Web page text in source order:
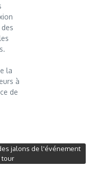
la
à
de
jalons de l'événement
tour